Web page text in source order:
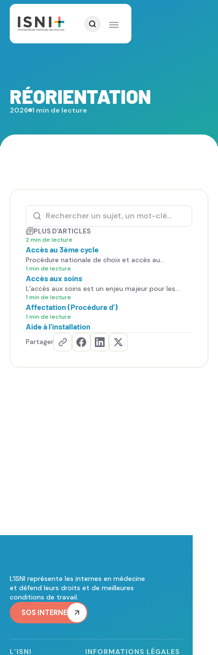
RÉORIENTATION
2026 1 min de lecture
PLUS D'ARTICLES
2 min de lecture
Accès au 3ème cycle
Procédure nationale de choix et accès au
troisième cycle.
1 min de lecture
Accès aux soins
L’accès aux soins est un enjeu majeur pour les
patients, mais aussi pour les internes, qui sont en
première ligne face aux difficultés du système de
santé.
1 min de lecture
Affectation (Procédure d')
1 min de lecture
Aide à l'installation
Partager
L'ISNI représente les internes en médecine
et défend leurs droits et de meilleures
conditions de travail.
SOS INTERNE
L’ISNI INFORMATIONS LÉGALES